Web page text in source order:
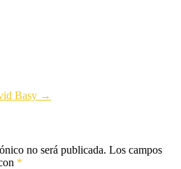
Basy →
no será publicada. Los campos
*